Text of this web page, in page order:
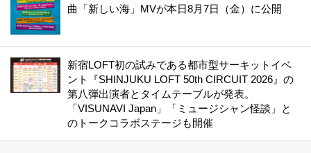
曲「新しい海」MVが本日8月7日（金）に公開
新宿LOFT初の試みである都市型サーキットイベ
ント『SHINJUKU LOFT 50th CIRCUIT 2026』の
第八弾出演者とタイムテーブルが発表。
「VISUNAVI Japan」「ミュージシャン怪談」と
のトークコラボステージも開催